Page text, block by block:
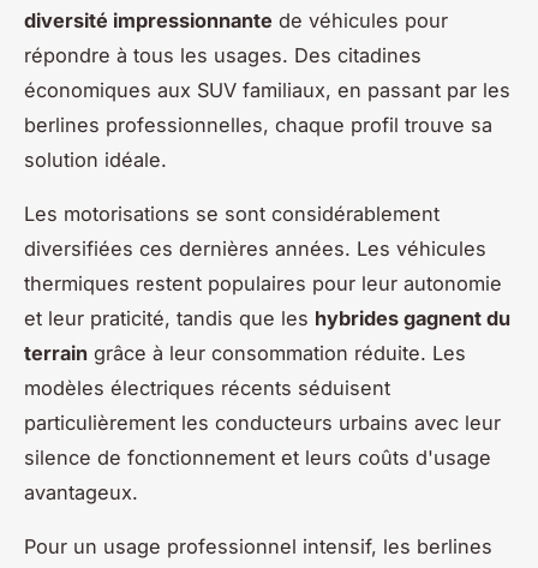
diversité impressionnante de véhicules pour
répondre à tous les usages. Des citadines
économiques aux SUV familiaux, en passant par les
berlines professionnelles, chaque profil trouve sa
solution idéale.
Les motorisations se sont considérablement
diversifiées ces dernières années. Les véhicules
thermiques restent populaires pour leur autonomie
et leur praticité, tandis que les hybrides gagnent du
terrain grâce à leur consommation réduite. Les
modèles électriques récents séduisent
particulièrement les conducteurs urbains avec leur
silence de fonctionnement et leurs coûts d'usage
avantageux.
Pour un usage professionnel intensif, les berlines